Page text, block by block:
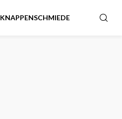
KNAPPENSCHMIEDE